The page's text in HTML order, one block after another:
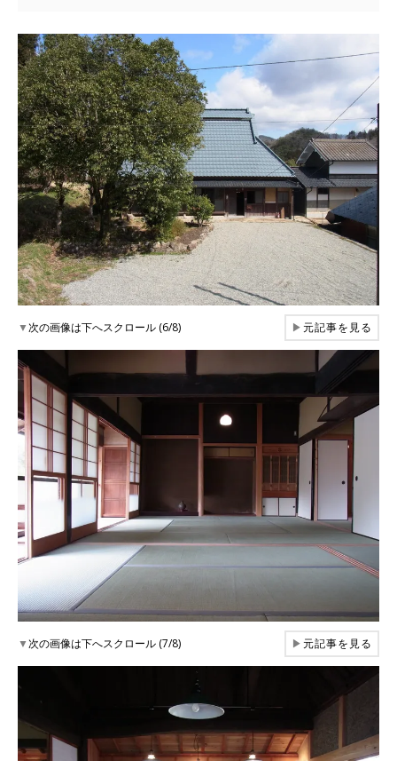
▼次の画像は下へスクロール (6/8) ▶元記事を見る
▼次の画像は下へスクロール (7/8) ▶元記事を見る